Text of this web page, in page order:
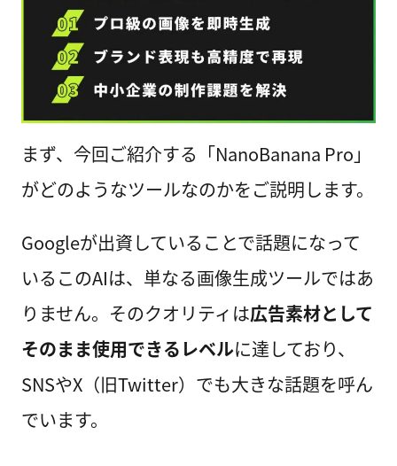
まず、今回ご紹介する「NanoBanana Pro」
がどのようなツールなのかをご説明します。
Googleが出資していることで話題になって
いるこのAIは、単なる画像生成ツールではあ
りません。そのクオリティは広告素材として
そのまま使用できるレベルに達しており、
SNSやX（旧Twitter）でも大きな話題を呼ん
でいます。